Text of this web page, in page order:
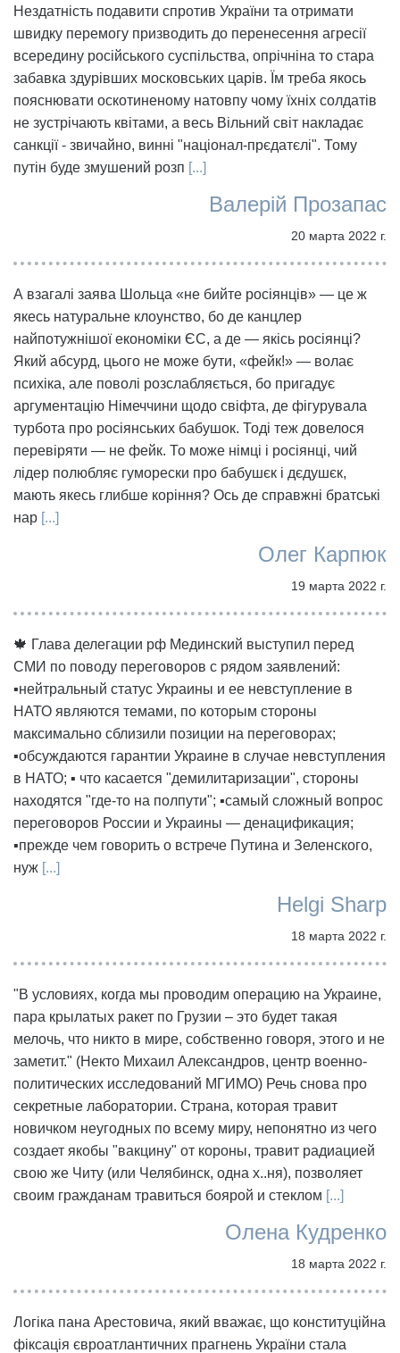
Нездатність подавити спротив України та отримати
швидку перемогу призводить до перенесення агресії
всередину російського суспільства, опрічніна то стара
забавка здурівших московських царів. Їм треба якось
пояснювати оскотиненому натовпу чому їхніх солдатів
не зустрічають квітами, а весь Вільний світ накладає
санкції - звичайно, винні "націонал-прєдатєлі". Тому
путін буде змушений розп [...]
Валерій Прозапас
20 марта 2022 г.
А взагалі заява Шольца «не бийте росіянців» — це ж
якесь натуральне клоунство, бо де канцлер
найпотужнішої економіки ЄС, а де — якісь росіянці?
Який абсурд, цього не може бути, «фейк!» — волає
психіка, але поволі розслабляється, бо пригадує
аргументацію Німеччини щодо свіфта, де фігурувала
турбота про росіянських бабушок. Тоді теж довелося
перевіряти — не фейк. То може німці і росіянці, чий
лідер полюбляє гуморески про бабушєк і дєдушєк,
мають якесь глибше коріння? Ось де справжні братські
нар [...]
Олег Карпюк
19 марта 2022 г.
🍁 Глава делегации рф Мединский выступил перед
СМИ по поводу переговоров с рядом заявлений:
▪️нейтральный статус Украины и ее невступление в
НАТО являются темами, по которым стороны
максимально сблизили позиции на переговорах;
▪️обсуждаются гарантии Украине в случае невступления
в НАТО; ▪️ что касается "демилитаризации", стороны
находятся "где-то на полпути"; ▪️самый сложный вопрос
переговоров России и Украины — денацификация;
▪️прежде чем говорить о встрече Путина и Зеленского,
нуж [...]
Helgi Sharp
18 марта 2022 г.
"В условиях, когда мы проводим операцию на Украине,
пара крылатых ракет по Грузии – это будет такая
мелочь, что никто в мире, собственно говоря, этого и не
заметит." (Некто Михаил Александров, центр военно-
политических исследований МГИМО) Речь снова про
секретные лаборатории. Страна, которая травит
новичком неугодных по всему миру, непонятно из чего
создает якобы "вакцину" от короны, травит радиацией
свою же Читу (или Челябинск, одна х..ня), позволяет
своим гражданам травиться боярой и стеклом [...]
Олена Кудренко
18 марта 2022 г.
Логіка пана Арестовича, який вважає, що конституційна
фіксація євроатлантичних прагнень України стала